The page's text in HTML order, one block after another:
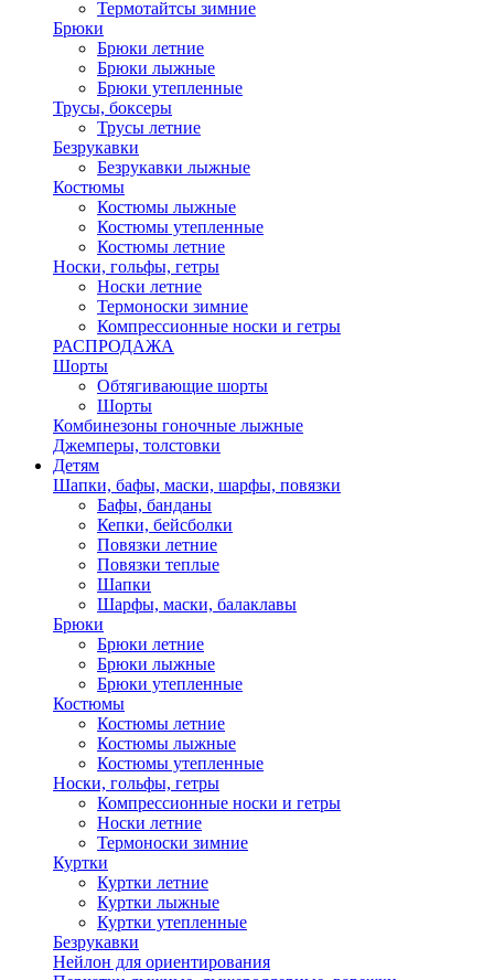
Термотайтсы зимние
Брюки
Брюки летние
Брюки лыжные
Брюки утепленные
Трусы, боксеры
Трусы летние
Безрукавки
Безрукавки лыжные
Костюмы
Костюмы лыжные
Костюмы утепленные
Костюмы летние
Носки, гольфы, гетры
Носки летние
Термоноски зимние
Компрессионные носки и гетры
РАСПРОДАЖА
Шорты
Обтягивающие шорты
Шорты
Комбинезоны гоночные лыжные
Джемперы, толстовки
Детям
Шапки, бафы, маски, шарфы, повязки
Бафы, банданы
Кепки, бейсболки
Повязки летние
Повязки теплые
Шапки
Шарфы, маски, балаклавы
Брюки
Брюки летние
Брюки лыжные
Брюки утепленные
Костюмы
Костюмы летние
Костюмы лыжные
Костюмы утепленные
Носки, гольфы, гетры
Компрессионные носки и гетры
Носки летние
Термоноски зимние
Куртки
Куртки летние
Куртки лыжные
Куртки утепленные
Безрукавки
Нейлон для ориентирования